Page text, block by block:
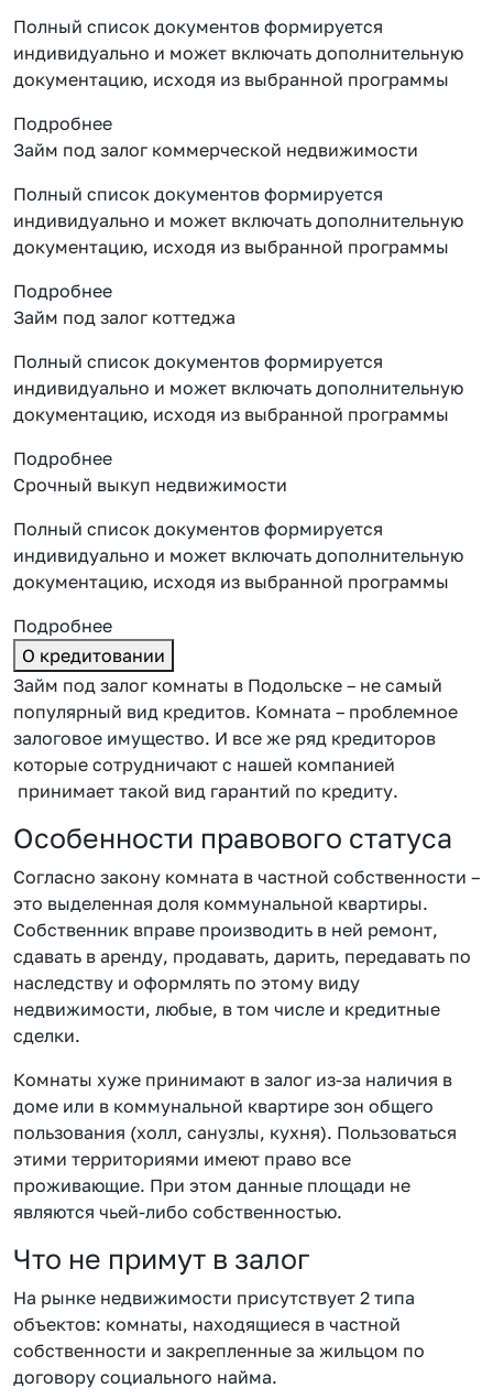
Полный список документов формируется
индивидуально и может включать дополнительную
документацию, исходя из выбранной программы
Подробнее
Займ под залог коммерческой недвижимости
Полный список документов формируется
индивидуально и может включать дополнительную
документацию, исходя из выбранной программы
Подробнее
Займ под залог коттеджа
Полный список документов формируется
индивидуально и может включать дополнительную
документацию, исходя из выбранной программы
Подробнее
Срочный выкуп недвижимости
Полный список документов формируется
индивидуально и может включать дополнительную
документацию, исходя из выбранной программы
Подробнее
О кредитовании
Займ под залог комнаты в Подольске – не самый
популярный вид кредитов. Комната – проблемное
залоговое имущество. И все же ряд кредиторов
которые сотрудничают с нашей компанией
принимает такой вид гарантий по кредиту.
Особенности правового статуса
Согласно закону комната в частной собственности –
это выделенная доля коммунальной квартиры.
Собственник вправе производить в ней ремонт,
сдавать в аренду, продавать, дарить, передавать по
наследству и оформлять по этому виду
недвижимости, любые, в том числе и кредитные
сделки.
Комнаты хуже принимают в залог из-за наличия в
доме или в коммунальной квартире зон общего
пользования (холл, санузлы, кухня). Пользоваться
этими территориями имеют право все
проживающие. При этом данные площади не
являются чьей-либо собственностью.
Что не примут в залог
На рынке недвижимости присутствует 2 типа
объектов: комнаты, находящиеся в частной
собственности и закрепленные за жильцом по
договору социального найма.